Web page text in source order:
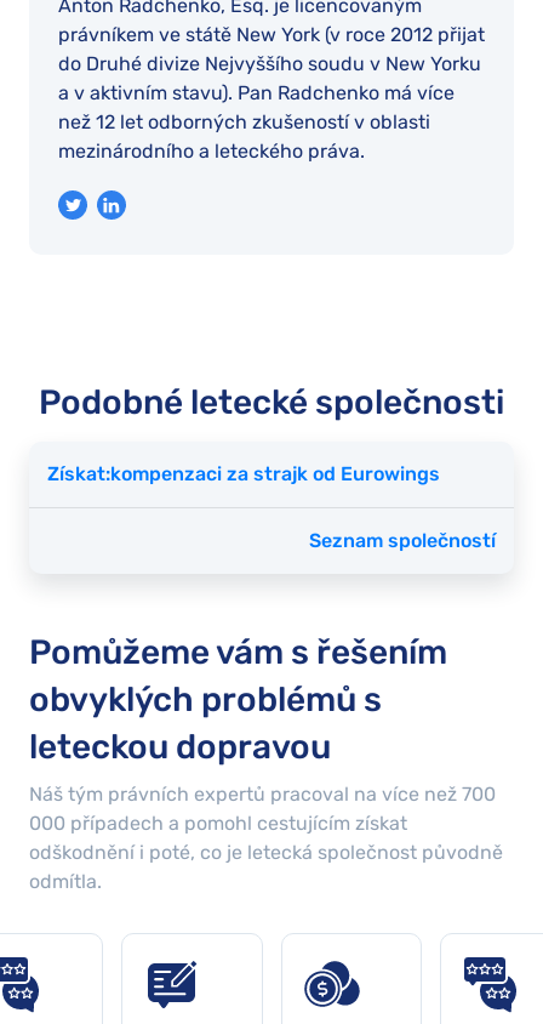
Anton Radchenko, Esq. je licencovaným
právníkem ve státě New York (v roce 2012 přijat
do Druhé divize Nejvyššího soudu v New Yorku
a v aktivním stavu). Pan Radchenko má více
než 12 let odborných zkušeností v oblasti
mezinárodního a leteckého práva.
Podobné letecké společnosti
Získat:kompenzaci za strajk od Eurowings
Seznam společností
Pomůžeme vám s řešením
obvyklých problémů s
leteckou dopravou
Náš tým právních expertů pracoval na více než 700
000 případech a pomohl cestujícím získat
odškodnění i poté, co je letecká společnost původně
odmítla.